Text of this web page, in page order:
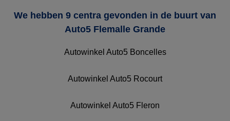
We hebben 9 centra gevonden in de buurt van
Auto5 Flemalle Grande
Autowinkel Auto5 Boncelles
Autowinkel Auto5 Rocourt
Autowinkel Auto5 Fleron